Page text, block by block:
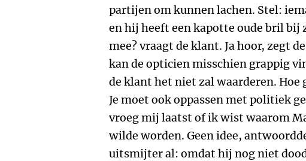
partijen om kunnen lachen. Stel:
en hij heeft een kapotte oude bril bij
mee? vraagt de klant. Ja hoor, zegt
kan de opticien misschien grappig
de klant het niet zal waarderen. Hoe
Je moet ook oppassen met politiek
vroeg mij laatst of ik wist waarom
wilde worden. Geen idee,
uitsmijter al: omdat hij nog niet